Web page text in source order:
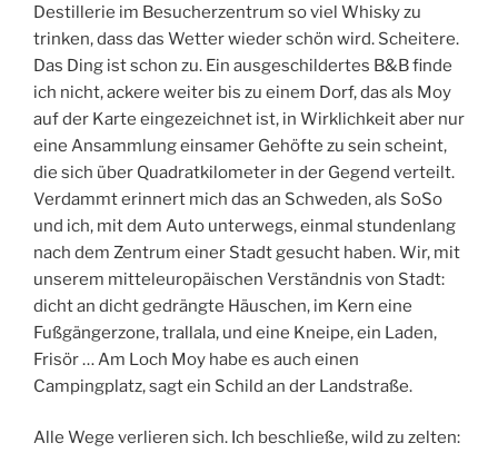
Destillerie im Besucherzentrum so viel Whisky zu
trinken, dass das Wetter wieder schön wird. Scheitere.
Das Ding ist schon zu. Ein ausgeschildertes B&B finde
ich nicht, ackere weiter bis zu einem Dorf, das als Moy
auf der Karte eingezeichnet ist, in Wirklichkeit aber nur
eine Ansammlung einsamer Gehöfte zu sein scheint,
die sich über Quadratkilometer in der Gegend verteilt.
Verdammt erinnert mich das an Schweden, als SoSo
und ich, mit dem Auto unterwegs, einmal stundenlang
nach dem Zentrum einer Stadt gesucht haben. Wir, mit
unserem mitteleuropäischen Verständnis von Stadt:
dicht an dicht gedrängte Häuschen, im Kern eine
Fußgängerzone, trallala, und eine Kneipe, ein Laden,
Frisör … Am Loch Moy habe es auch einen
Campingplatz, sagt ein Schild an der Landstraße.
Alle Wege verlieren sich. Ich beschließe, wild zu zelten: